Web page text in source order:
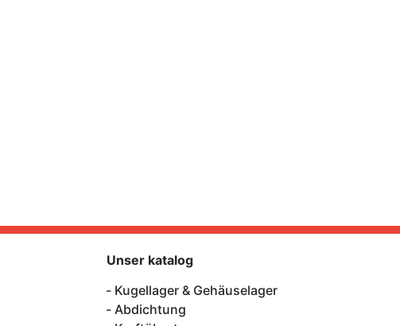
Unser katalog
Kugellager & Gehäuselager
Abdichtung